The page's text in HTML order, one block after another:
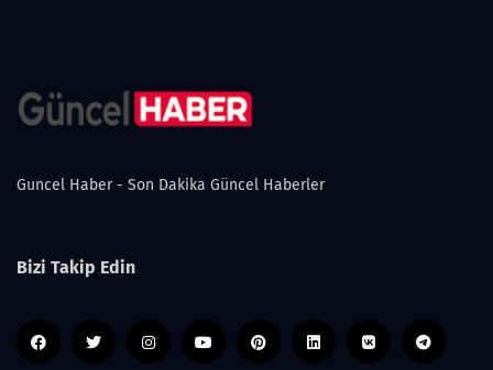
Guncel Haber - Son Dakika Güncel Haberler
Bizi Takip Edin